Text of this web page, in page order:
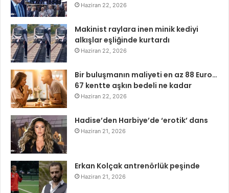
Haziran 22, 2026
Makinist raylara inen minik kediyi
alkışlar eşliğinde kurtardı
Haziran 22, 2026
Bir buluşmanın maliyeti en az 88 Euro…
67 kentte aşkın bedeli ne kadar
Haziran 22, 2026
Hadise’den Harbiye’de ‘erotik’ dans
Haziran 21, 2026
Erkan Kolçak antrenörlük peşinde
Haziran 21, 2026